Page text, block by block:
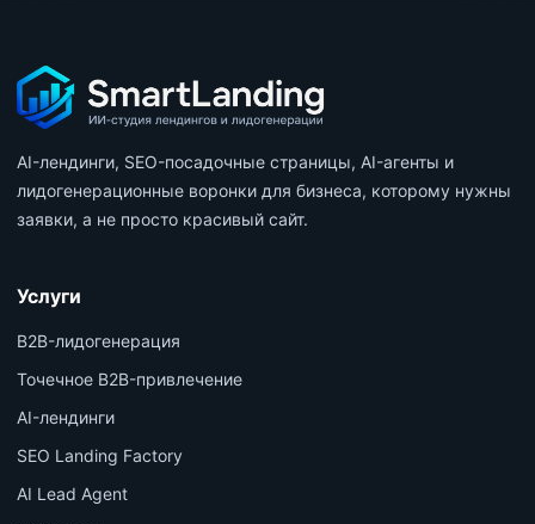
AI-лендинги, SEO-посадочные страницы, AI-агенты и
лидогенерационные воронки для бизнеса, которому нужны
заявки, а не просто красивый сайт.
Услуги
B2B-лидогенерация
Точечное B2B-привлечение
AI-лендинги
SEO Landing Factory
AI Lead Agent